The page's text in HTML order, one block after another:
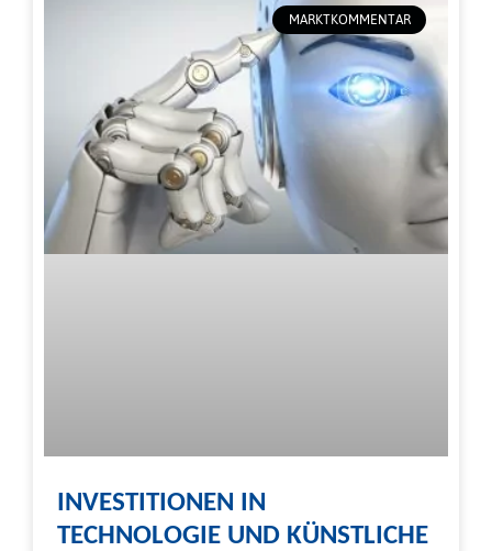
MARKTKOMMENTAR
INVESTITIONEN IN
TECHNOLOGIE UND KÜNSTLICHE